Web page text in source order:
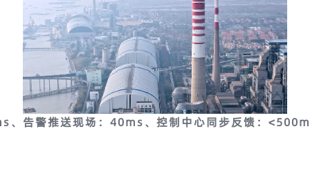
、 告警推送现场：40ms、 控制中心同步反馈：